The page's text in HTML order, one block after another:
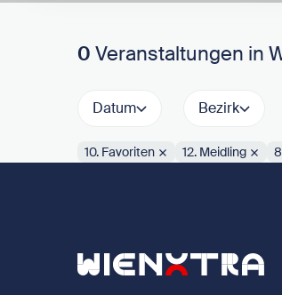
0 Veranstaltungen in
Datum Bezirk
Aktive Filter:
10. Favoriten 12. Meidling
Zurück zur Startseite